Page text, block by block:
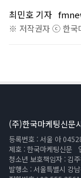
최민호 기자
※ 저작권자 ⓒ 한국
(주)한국마케팅신문
등록번호 : 서울 아
제호 : 한국마케팅신문
청소년 보호책임자 : 김
발행소 : 서울특별시 강